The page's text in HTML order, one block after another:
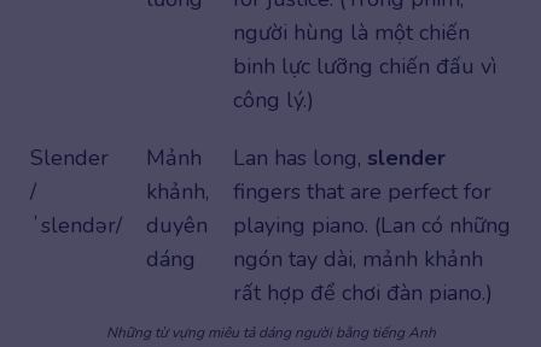
người hùng là một chiến
binh lực lưỡng chiến đấu vì
công lý.)
Slender
/
ˈslendər/
Mảnh
khảnh,
duyên
dáng
Lan has long, slender
fingers that are perfect for
playing piano. (Lan có những
ngón tay dài, mảnh khảnh
rất hợp để chơi đàn piano.)
Những từ vựng miêu tả dáng người bằng tiếng Anh